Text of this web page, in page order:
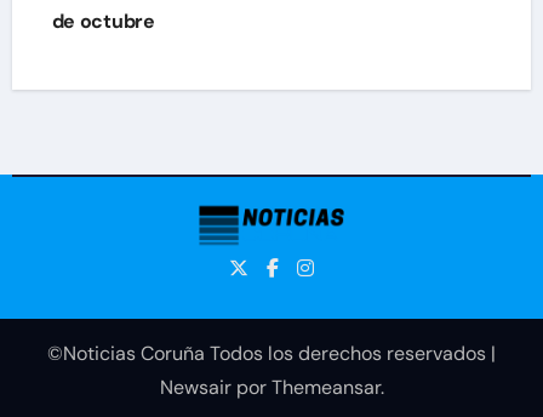
de octubre
©Noticias Coruña Todos los derechos reservados |
NewsairporThemeansar.